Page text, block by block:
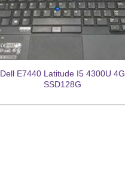
Dell E7440 Latitude I5 4300U 4G
SSD128G